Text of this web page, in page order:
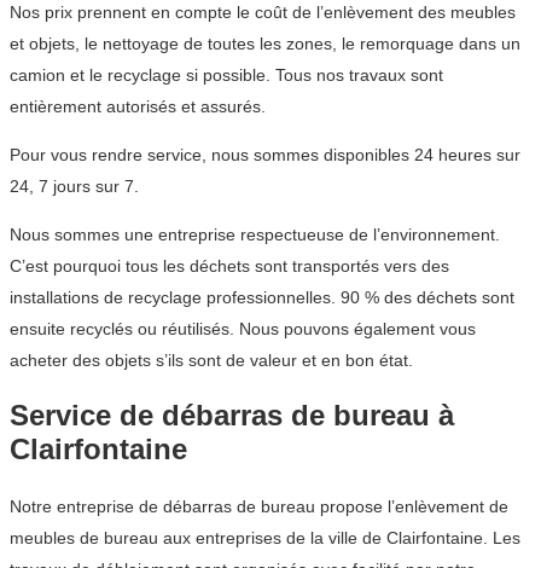
Nos prix prennent en compte le coût de l’enlèvement des meubles
et objets, le nettoyage de toutes les zones, le remorquage dans un
camion et le recyclage si possible. Tous nos travaux sont
entièrement autorisés et assurés.
Pour vous rendre service, nous sommes disponibles 24 heures sur
24, 7 jours sur 7.
Nous sommes une entreprise respectueuse de l’environnement.
C’est pourquoi tous les déchets sont transportés vers des
installations de recyclage professionnelles. 90 % des déchets sont
ensuite recyclés ou réutilisés. Nous pouvons également vous
acheter des objets s’ils sont de valeur et en bon état.
Service de débarras de bureau à
Clairfontaine
Notre entreprise de débarras de bureau propose l’enlèvement de
meubles de bureau aux entreprises de la ville de Clairfontaine. Les